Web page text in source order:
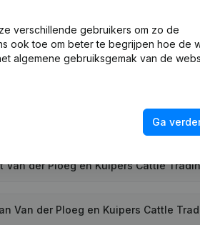
en Kuipers Cattle Trading
Trading voor het laatst een
Van der Ploeg en Kuipers Cattle
Van der Ploeg en Kuipers Cattle
verschillende gebruikers om zo de
ook toe om beter te begrijpen hoe de
algemene gebruiksgemak van de
Ga